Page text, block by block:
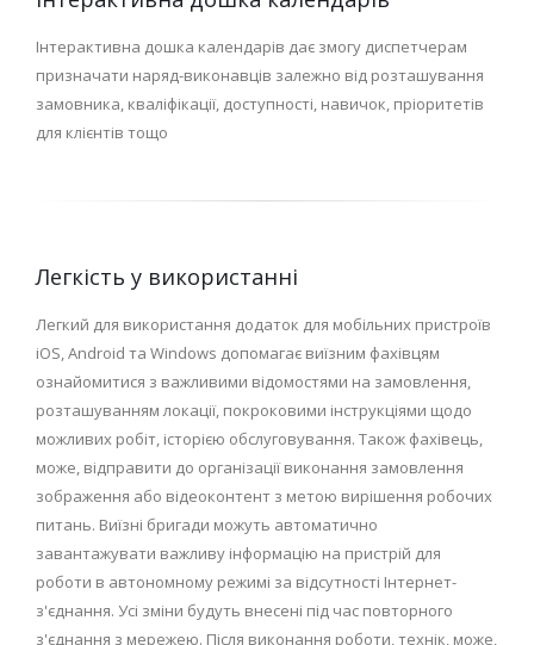
Інтерактивна дошка календарів дає змогу диспетчерам
призначати наряд-виконавців залежно від розташування
замовника, кваліфікації, доступності, навичок, пріоритетів
для клієнтів тощо
Легкість у використанні
Легкий для використання додаток для мобільних пристроїв
iOS, Android та Windows допомагає виїзним фахівцям
ознайомитися з важливими відомостями на замовлення,
розташуванням локації, покроковими інструкціями щодо
можливих робіт, історією обслуговування. Також фахівець,
може, відправити до організації виконання замовлення
зображення або відеоконтент з метою вирішення робочих
питань. Виїзні бригади можуть автоматично
завантажувати важливу інформацію на пристрій для
роботи в автономному режимі за відсутності Інтернет-
з'єднання. Усі зміни будуть внесені під час повторного
з'єднання з мережею. Після виконання роботи, технік, може,